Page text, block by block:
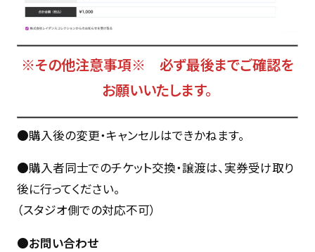
※その他注意事項※
必ず最後までご確認を
お願いいたします。
●購入後の変更・キャンセルはできかねます。
●購入者同士でのチケット交換・譲渡は、実券受け取り
後に行ってください。
（スタジオ側での対応不可）
●お問い合わせ